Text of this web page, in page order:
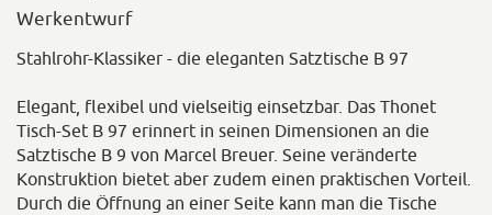
Werkentwurf
Stahlrohr-Klassiker - die eleganten Satztische B 97
Elegant, flexibel und vielseitig einsetzbar. Das Thonet
Tisch-Set B 97 erinnert in seinen Dimensionen an die
Satztische B 9 von Marcel Breuer. Seine veränderte
Konstruktion bietet aber zudem einen praktischen Vorteil.
Durch die Öffnung an einer Seite kann man die Tische